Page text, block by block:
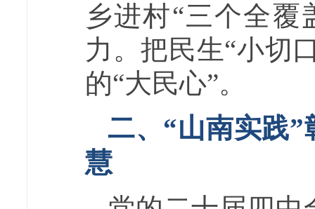
乡进村“三个全
力。把民生“小切
的“大民心”。
二、“山南实践
慧